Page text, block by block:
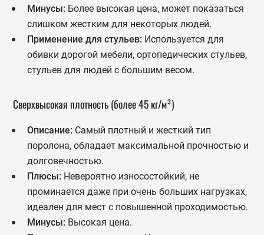
Минусы: Более высокая цена, может показаться
слишком жестким для некоторых людей.
Применение для стульев: Используется для
обивки дорогой мебели, ортопедических стульев,
стульев для людей с большим весом.
Сверхвысокая плотность (более 45 кг/м³)
Описание: Самый плотный и жесткий тип
поролона, обладает максимальной прочностью и
долговечностью.
Плюсы: Невероятно износостойкий, не
проминается даже при очень больших нагрузках,
идеален для мест с повышенной проходимостью.
Минусы: Высокая цена.